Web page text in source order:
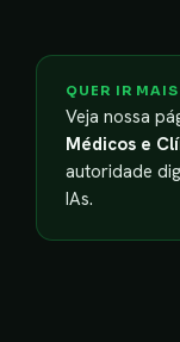
QUER IR
Veja nossa
Médicos e
autoridade
IAs.